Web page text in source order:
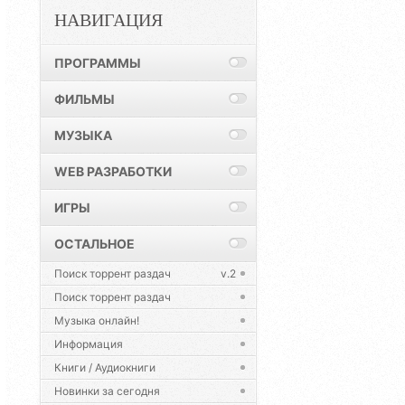
НАВИГАЦИЯ
ПРОГРАММЫ
ФИЛЬМЫ
МУЗЫКА
WEB РАЗРАБОТКИ
ИГРЫ
ОСТАЛЬНОЕ
Поиск торрент раздач
v.2
Поиск торрент раздач
Музыка онлайн!
Информация
Книги / Аудиокниги
Новинки за сегодня